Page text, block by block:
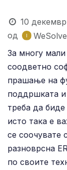
10
од
За многу
соодветно
прашање на
поддршката и
треба да
исто така е
се соочувате
разноврсна
по своите